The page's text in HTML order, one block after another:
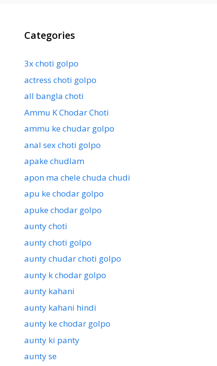
Categories
3x choti golpo
actress choti golpo
all bangla choti
Ammu K Chodar Choti
ammu ke chudar golpo
anal sex choti golpo
apake chudlam
apon ma chele chuda chudi
apu ke chodar golpo
apuke chodar golpo
aunty choti
aunty choti golpo
aunty chudar choti golpo
aunty k chodar golpo
aunty kahani
aunty kahani hindi
aunty ke chodar golpo
aunty ki panty
aunty se